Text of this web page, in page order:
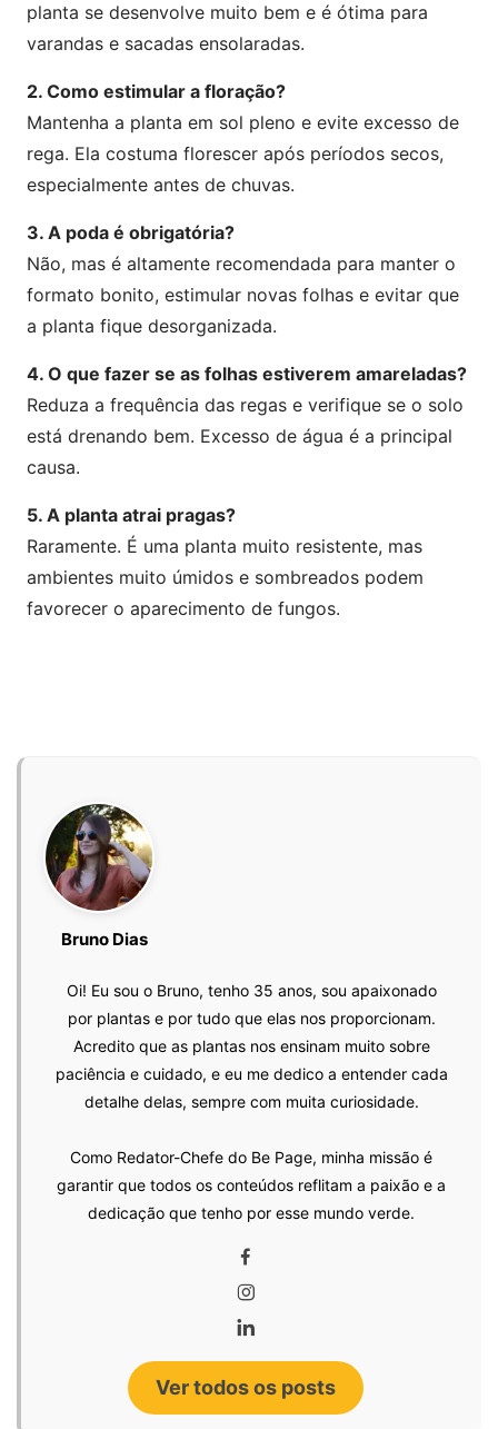
planta se desenvolve muito bem e é ótima para
varandas e sacadas ensolaradas.
2. Como estimular a floração?
Mantenha a planta em sol pleno e evite excesso de
rega. Ela costuma florescer após períodos secos,
especialmente antes de chuvas.
3. A poda é obrigatória?
Não, mas é altamente recomendada para manter o
formato bonito, estimular novas folhas e evitar que
a planta fique desorganizada.
4. O que fazer se as folhas estiverem amareladas?
Reduza a frequência das regas e verifique se o solo
está drenando bem. Excesso de água é a principal
causa.
5. A planta atrai pragas?
Raramente. É uma planta muito resistente, mas
ambientes muito úmidos e sombreados podem
favorecer o aparecimento de fungos.
Bruno Dias
Oi! Eu sou o Bruno, tenho 35 anos, sou apaixonado
por plantas e por tudo que elas nos proporcionam.
Acredito que as plantas nos ensinam muito sobre
paciência e cuidado, e eu me dedico a entender cada
detalhe delas, sempre com muita curiosidade.
Como Redator-Chefe do Be Page, minha missão é
garantir que todos os conteúdos reflitam a paixão e a
dedicação que tenho por esse mundo verde.
Ver todos os posts